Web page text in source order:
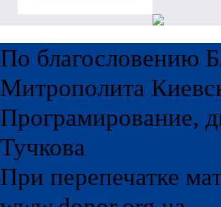
По благословению
Митрополита
Програмирование,
Тучкова
При перепечатке